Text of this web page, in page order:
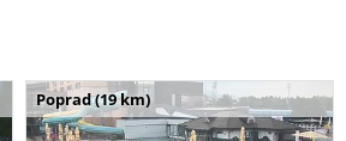
Poprad (19 km)